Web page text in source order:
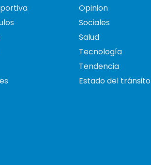
Opinion
Sociales
Salud
Tecnología
Tendencia
Estado del tránsito